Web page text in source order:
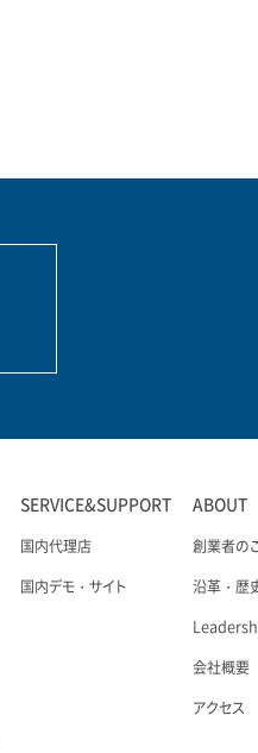
SERVICE&SUPPORT
国内代理店
国内デモ・サイト
ABOUT
創業者の
沿革・歴
会社概要
アクセス